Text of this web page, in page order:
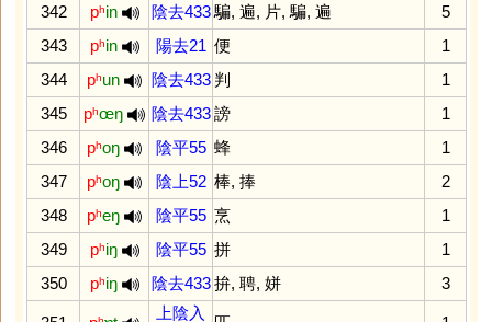
342
pʰin 陰去433 騙, 遍, 片, 騙, 遍
5
343
pʰin 陽去21 便
1
344
pʰun 陰去433 判
1
345
pʰœŋ 陰去433 謗
1
346
pʰoŋ 陰平55 蜂
1
347
pʰoŋ 陰上52 棒, 捧
2
348
pʰeŋ 陰平55 烹
1
349
pʰiŋ 陰平55 拼
1
350
pʰiŋ 陰去433 拚, 聘, 姘 3
上陰入